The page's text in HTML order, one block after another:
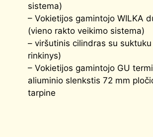
sistema)
– Vokietijos gamintojo WILKA
(vieno rakto veikimo sistema)
– viršutinis cilindras su
rinkinys)
– Vokietijos gamintojo GU
aliuminio slenkstis 72 mm
tarpine